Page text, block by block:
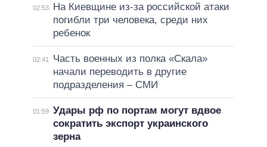
02:53
На Киевщине из-за российской атаки
погибли три человека, среди них
ребенок
02:41
Часть военных из полка «Скала»
начали переводить в другие
подразделения – СМИ
01:59 Удары рф по портам могут вдвое
сократить экспорт украинского
зерна